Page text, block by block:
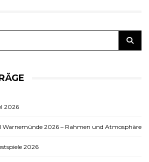
2026
Warnemünde 2026 – Rahmen und Atmosphäre
2026